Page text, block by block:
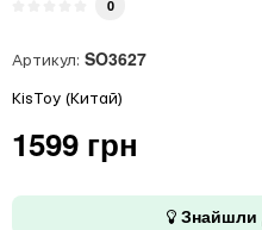
0
Артикул: SO3627
KisToy (Китай)
1599 грн
Знайшли